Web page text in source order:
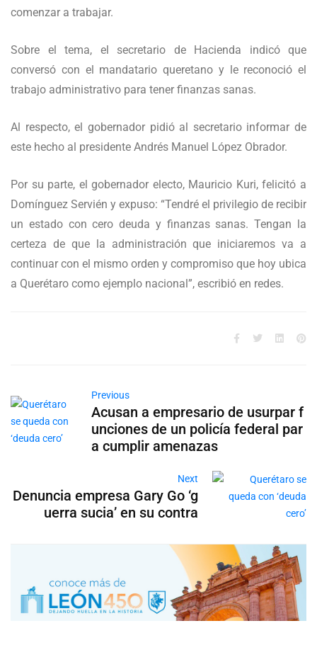
comenzar a trabajar.
Sobre el tema, el secretario de Hacienda indicó que
conversó con el mandatario queretano y le reconoció el
trabajo administrativo para tener finanzas sanas.
Al respecto, el gobernador pidió al secretario informar de
este hecho al presidente Andrés Manuel López Obrador.
Por su parte, el gobernador electo, Mauricio Kuri, felicitó a
Domínguez Servién y expuso: “Tendré el privilegio de recibir
un estado con cero deuda y finanzas sanas. Tengan la
certeza de que la administración que iniciaremos va a
continuar con el mismo orden y compromiso que hoy ubica
a Querétaro como ejemplo nacional”, escribió en redes.
Previous
Acusan a empresario de usurpar f
unciones de un policía federal par
a cumplir amenazas
Next
Denuncia empresa Gary Go ‘g
uerra sucia’ en su contra